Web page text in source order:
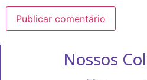
Nossos